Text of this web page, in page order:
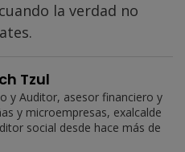
la verdad no
Tzul
y Auditor, asesor financiero y
y microempresas, exalcalde
social desde hace más de